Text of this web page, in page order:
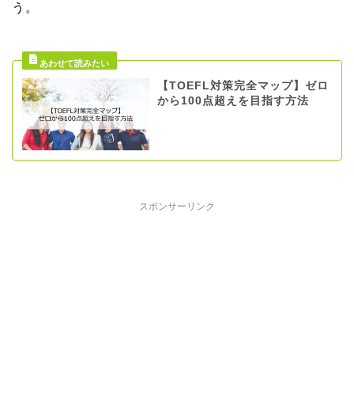
う。
【TOEFL対策完全マップ】ゼロ
から100点超えを目指す方法
スポンサーリンク